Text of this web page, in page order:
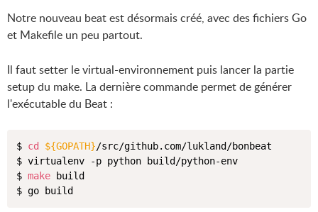
Notre nouveau beat est désormais créé, avec des fichiers Go
et Makefile un peu partout.
Il faut setter le virtual-environnement puis lancer la partie
setup du make. La dernière commande permet de générer
l'exécutable du Beat :
$ cd ${GOPATH}/src/github.com/lukland/bonbeat
$ virtualenv -p python build/python-env
$ make build